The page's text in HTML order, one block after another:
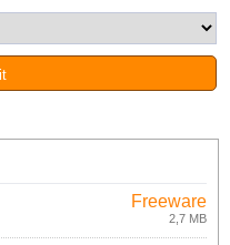
Freeware
2,7 MB